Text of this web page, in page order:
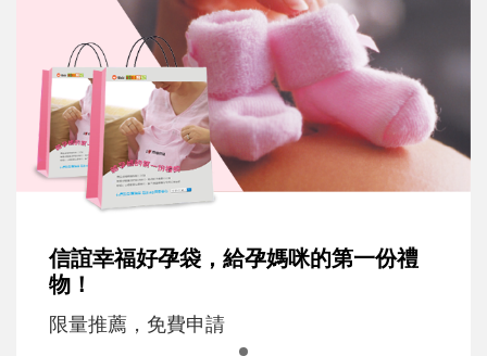
信誼幸福好孕袋，給孕媽咪的第一份禮
物！
限量推薦，免費申請